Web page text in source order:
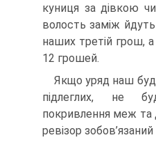
куниця за дівкою
волость заміж
наших третій грош,
12 грошей.
Якщо уряд наш
підлеглих, не
покривлення меж та
ревізор